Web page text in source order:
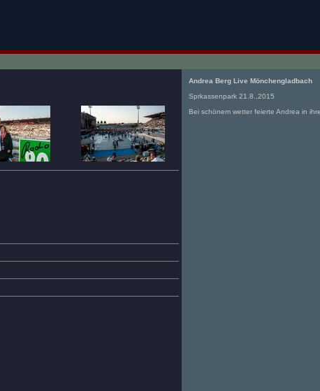
Andrea Berg Live Mönchengladbach
Sprkassenpark 21.8.,2015
Bei schönem wetter feierte Andrea in